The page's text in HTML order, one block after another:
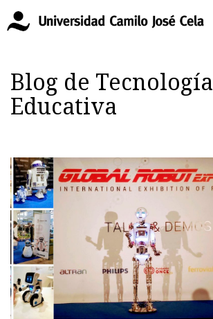
Blog de Tecnología
Educativa